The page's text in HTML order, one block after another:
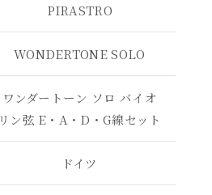
PIRASTRO
WONDERTONE SOLO
ワンダートーン ソロ バイオ
リン弦 E・A・D・G線セット
ドイツ